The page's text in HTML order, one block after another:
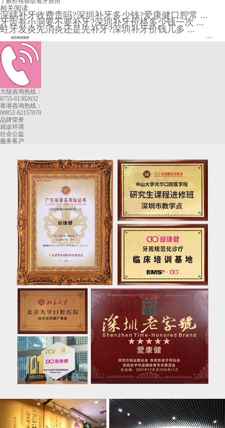
相关阅读
深龋补牙收费贵吗?深圳补牙多少钱?爱康健口腔常 ...
牙齿有小洞要不要补牙?深圳补牙价格多少钱一次 ...
蛀牙发炎先消炎还是先补牙?深圳补牙价钱几多 ...
相关医师推荐 More+
大陆咨询热线：
0755-61302632
香港咨询热线：
00852-62157070
品牌荣誉
就诊环境
社会公益
服务客户